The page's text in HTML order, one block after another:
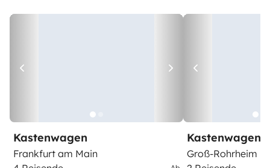
Kastenwagen
Frankfurt am Main
Kastenwagen
Groß-Rohrheim